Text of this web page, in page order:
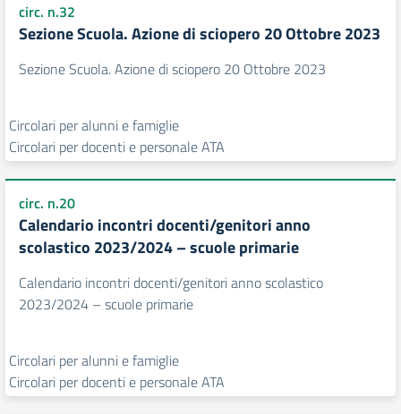
circ. n.32
Sezione Scuola. Azione di sciopero 20 Ottobre 2023
Sezione Scuola. Azione di sciopero 20 Ottobre 2023
Circolari per alunni e famiglie
Circolari per docenti e personale ATA
circ. n.20
Calendario incontri docenti/genitori anno
scolastico 2023/2024 – scuole primarie
Calendario incontri docenti/genitori anno scolastico
2023/2024 – scuole primarie
Circolari per alunni e famiglie
Circolari per docenti e personale ATA